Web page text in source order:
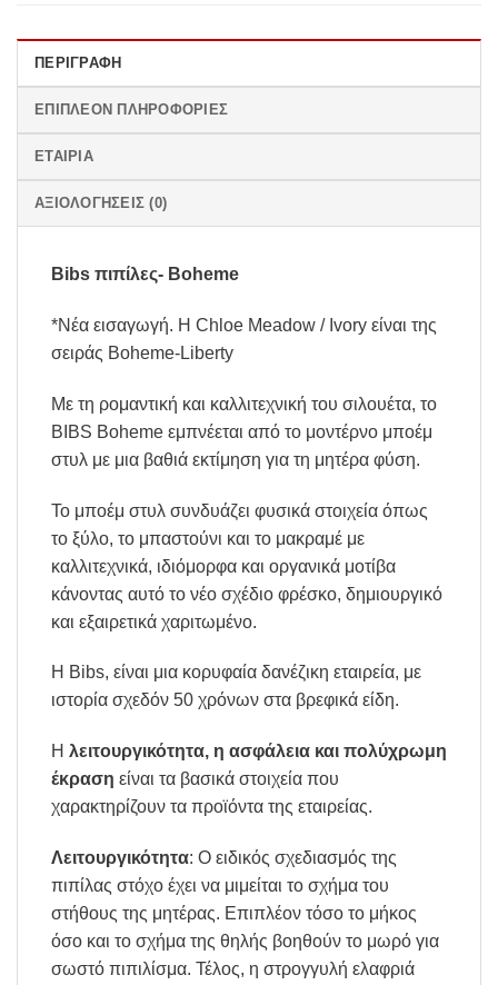
ΠΕΡΙΓΡΑΦΉ
ΕΠΙΠΛΈΟΝ ΠΛΗΡΟΦΟΡΊΕΣ
ΕΤΑΙΡΊΑ
ΑΞΙΟΛΟΓΉΣΕΙΣ (0)
Bibs πιπίλες- Boheme
*Νέα εισαγωγή. Η Chloe Meadow / Ivory είναι της
σειράς Boheme-Liberty
Με τη ρομαντική και καλλιτεχνική του σιλουέτα, το
BIBS Boheme εμπνέεται από το μοντέρνο μποέμ
στυλ με μια βαθιά εκτίμηση για τη μητέρα φύση.
Το μποέμ στυλ συνδυάζει φυσικά στοιχεία όπως
το ξύλο, το μπαστούνι και το μακραμέ με
καλλιτεχνικά, ιδιόμορφα και οργανικά μοτίβα
κάνοντας αυτό το νέο σχέδιο φρέσκο, δημιουργικό
και εξαιρετικά χαριτωμένο.
Η Bibs, είναι μια κορυφαία δανέζικη εταιρεία, με
ιστορία σχεδόν 50 χρόνων στα βρεφικά είδη.
Η λειτουργικότητα, η ασφάλεια και πολύχρωμη
έκραση είναι τα βασικά στοιχεία που
χαρακτηρίζουν τα προϊόντα της εταιρείας.
Λειτουργικότητα: Ο ειδικός σχεδιασμός της
πιπίλας στόχο έχει να μιμείται το σχήμα του
στήθους της μητέρας. Επιπλέον τόσο το μήκος
όσο και το σχήμα της θηλής βοηθούν το μωρό για
σωστό πιπιλίσμα. Τέλος, η στρογγυλή ελαφριά